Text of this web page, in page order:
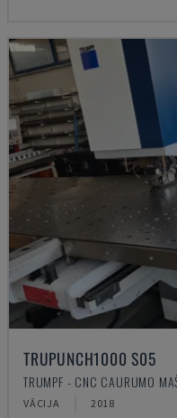
TRUPUNCH1000 S05
TRUMPF - CNC CAURUMO
VĀCIJA 2018